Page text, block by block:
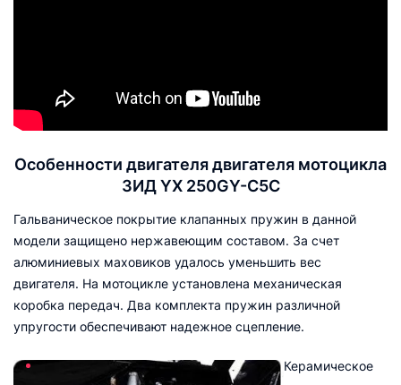
Особенности двигателя двигателя мотоцикла
ЗИД YX 250GY-C5C
Гальваническое покрытие клапанных пружин в данной
модели защищено нержавеющим составом. За счет
алюминиевых маховиков удалось уменьшить вес
двигателя. На мотоцикле установлена механическая
коробка передач. Два комплекта пружин различной
упругости обеспечивают надежное сцепление.
Керамическое